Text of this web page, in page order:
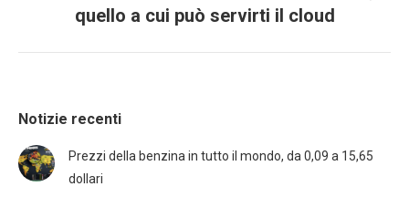
quello a cui può servirti il cloud
Notizie recenti
Prezzi della benzina in tutto il mondo, da 0,09 a 15,65
dollari